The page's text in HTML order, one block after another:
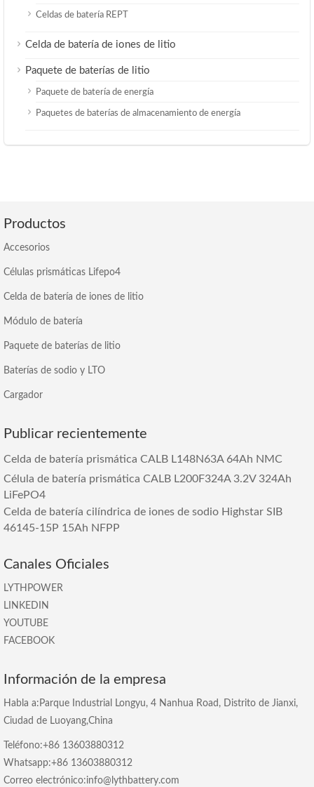
Celdas de batería REPT
Celda de batería de iones de litio
Paquete de baterías de litio
Paquete de batería de energía
Paquetes de baterías de almacenamiento de energía
Productos
Accesorios
Células prismáticas Lifepo4
Celda de batería de iones de litio
Módulo de batería
Paquete de baterías de litio
Baterías de sodio y LTO
Cargador
Publicar recientemente
Celda de batería prismática CALB L148N63A 64Ah NMC
Célula de batería prismática CALB L200F324A 3.2V 324Ah
LiFePO4
Celda de batería cilíndrica de iones de sodio Highstar SIB
46145-15P 15Ah NFPP
Canales Oficiales
LYTHPOWER
LINKEDIN
YOUTUBE
FACEBOOK
Información de la empresa
Habla a:Parque Industrial Longyu, 4 Nanhua Road, Distrito de Jianxi,
Ciudad de Luoyang,China
Teléfono:+86 13603880312
Whatsapp:+86 13603880312
Correo electrónico:info@lythbattery.com